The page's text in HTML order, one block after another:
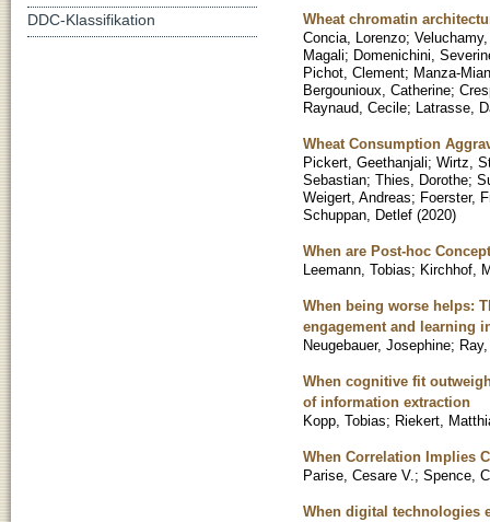
Wheat chromatin
Concia, Lorenzo;
Magali; Domenichini,
Pichot, Clement; Manza-
Bergounioux, Catherine;
Raynaud, Cecile; Latrasse,
Wheat Consumption
Pickert, Geethanjali; Wirtz,
Sebastian; Thies, Dorothe;
Weigert, Andreas; Foerster,
Schuppan, Detlef (2020)
When are Post-hoc
Leemann, Tobias; Kirchhof,
When being worse helps:
engagement and learning
Neugebauer, Josephine;
When cognitive fit
of information extraction
Kopp, Tobias; Riekert,
When Correlation Implies
Parise, Cesare V. ; Spence,
When digital technologies
DDC-Klassifikation